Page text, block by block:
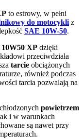
to estrowy, w pełni
do motocykli z
SAE 10W-50.
XP dzięki
przeciwdziała
tarcie obciążonych
również podczas
tarcia pozwalają na
powietrzem
i w warunkach
są nawet przy